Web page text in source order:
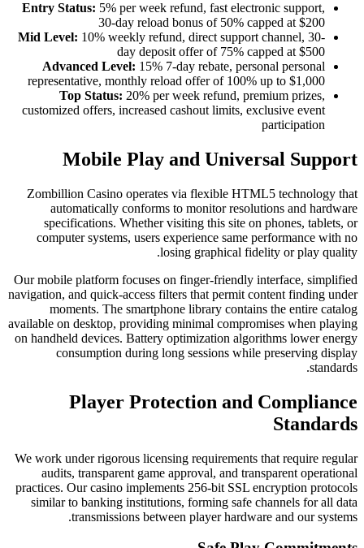
Entry Status:5% per week
30-day reload
Mid Level:10% weekly refund,
day deposit
Advanced Level:15% 7-day
representative, monthly reload
Top Status:20% per week
customized offers, increased
Mobile Play
Zombillion Casino operates via
automatically conforms to
specifications. Whether
computer systems, users
losing
Our mobile platform focuses on
navigation, and quick-access filters
moments. The smartphone
available on desktop, providing
on handheld devices. Battery
consumption during long
Player
We work under rigorous licensing
audits, transparent game
practices. Our casino implements
similar to banking institutions,
transmissions between